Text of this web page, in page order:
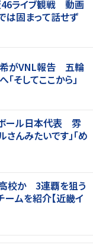
46ライブ観戦 動画
固まって話せず
希がVNL報告 五輪
そしてここから」
ボール日本代表 雰
んみたいです」「め
校か 3連覇を狙う
ムを紹介【近畿イ